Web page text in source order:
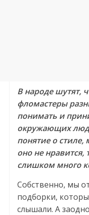
В народе шутят,
фломастеры
понимать и
окружающих
понятие о стиле,
оно не нравится,
слишком много
Собственно, мы
подборки,
слышали. А